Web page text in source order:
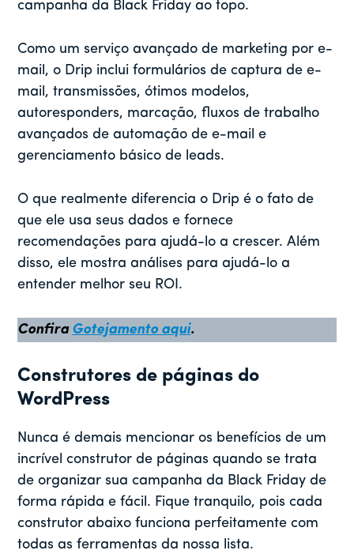
campanha da Black Friday ao topo.
Como um serviço avançado de marketing por e-
mail, o Drip inclui formulários de captura de e-
mail, transmissões, ótimos modelos,
autoresponders, marcação, fluxos de trabalho
avançados de automação de e-mail e
gerenciamento básico de leads.
O que realmente diferencia o Drip é o fato de
que ele usa seus dados e fornece
recomendações para ajudá-lo a crescer. Além
disso, ele mostra análises para ajudá-lo a
entender melhor seu ROI.
Confira Gotejamento aqui.
Construtores de páginas do
WordPress
Nunca é demais mencionar os benefícios de um
incrível construtor de páginas quando se trata
de organizar sua campanha da Black Friday de
forma rápida e fácil. Fique tranquilo, pois cada
construtor abaixo funciona perfeitamente com
todas as ferramentas da nossa lista.